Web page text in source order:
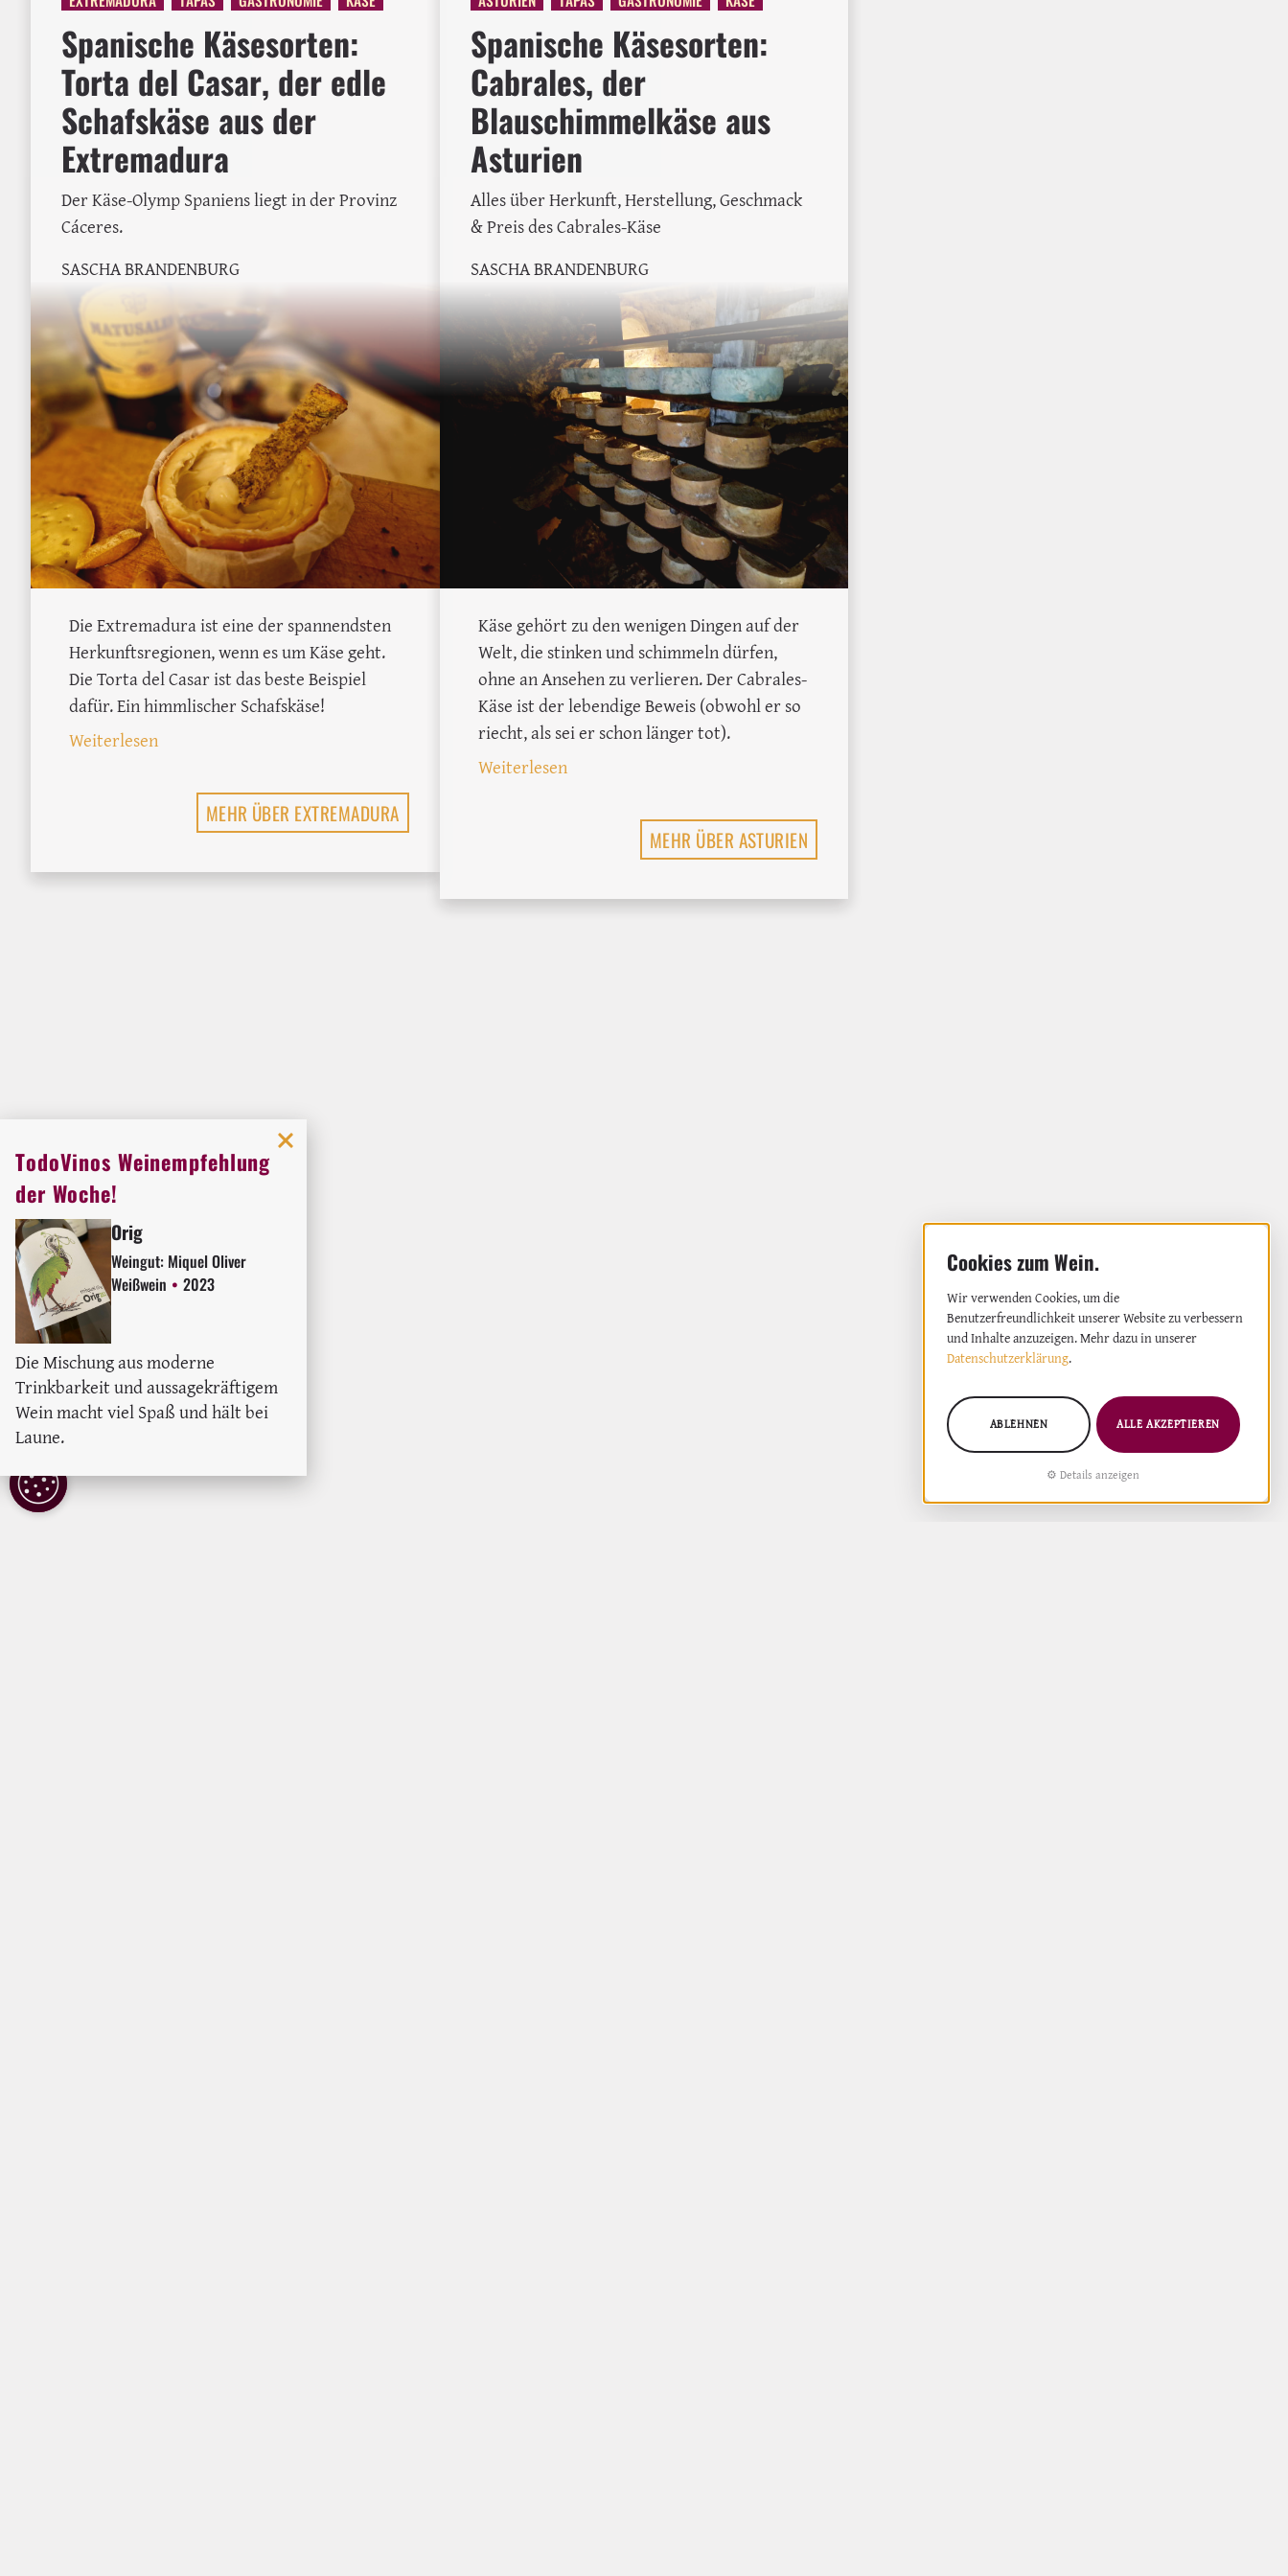
COOKIE
EINSTELLUNGEN
Spanische Käsesorten:
Torta del Casar, der edle
Schafskäse aus der
Extremadura
Der Käse-Olymp Spaniens liegt in der Provinz
Cáceres.
SASCHA BRANDENBURG
Die Extremadura ist eine der spannendsten
Herkunftsregionen, wenn es um Käse geht.
Die Torta del Casar ist das beste Beispiel
dafür. Ein himmlischer Schafskäse!
Weiterlesen: Spanische Käsesorten: Torta del Casar, der edle Schafskäse aus der Extremadura
MEHR ÜBER EXTREMADURA
Spanische Käsesorten:
Cabrales, der
Blauschimmelkäse aus
Asturien
Alles über Herkunft, Herstellung, Geschmack
& Preis des Cabrales-Käse
SASCHA BRANDENBURG
Käse gehört zu den wenigen Dingen auf der
Welt, die stinken und schimmeln dürfen,
ohne an Ansehen zu verlieren. Der Cabrales-
Käse ist der lebendige Beweis (obwohl er so
riecht, als sei er schon länger tot).
Weiterlesen: Spanische Käsesorten: Cabrales, der Blauschimmelkäse aus Asturien
MEHR ÜBER ASTURIEN
TodoVinos Weinempfehlung
der Woche!
Orig
Weingut: Miquel Oliver
Weißwein
2023
Die Mischung aus moderne
Trinkbarkeit und aussagekräftigem
Wein macht viel Spaß und hält bei
Laune.
Wir verwenden Cookies, um die
Benutzerfreundlichkeit unserer Website zu verbessern
und Inhalte anzuzeigen. Mehr dazu in unserer
Datenschutzerklärung.
Details anzeigen
ABLEHNEN ALLE AKZEPTIEREN